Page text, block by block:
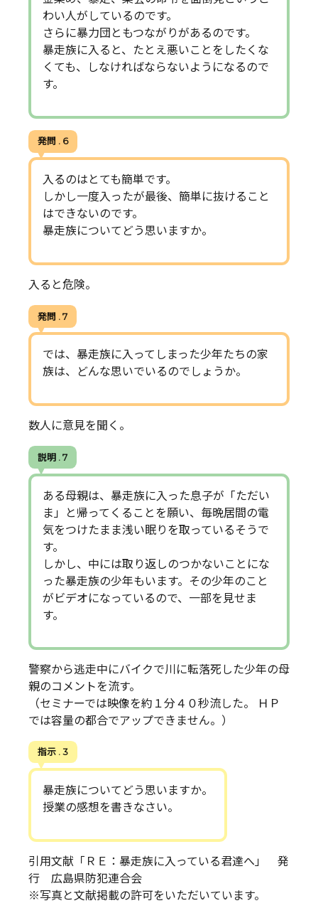
わい人がしているのです。
さらに暴力団ともつながりがあるのです。
暴走族に入ると、たとえ悪いことをしたくな
くても、しなければならないようになるので
す。
発問 . 6
入るのはとても簡単です。
しかし一度入ったが最後、簡単に抜けること
はできないのです。
暴走族についてどう思いますか。
入ると危険。
発問 . 7
では、暴走族に入ってしまった少年たちの家
族は、どんな思いでいるのでしょうか。
数人に意見を聞く。
説明 . 7
ある母親は、暴走族に入った息子が「ただい
ま」と帰ってくることを願い、毎晩居間の電
気をつけたまま浅い眠りを取っているそうで
す。
しかし、中には取り返しのつかないことにな
った暴走族の少年もいます。その少年のこと
がビデオになっているので、一部を見せま
す。
警察から逃走中にバイクで川に転落死した少年の母
親のコメントを流す。
（セミナーでは映像を約１分４０秒流した。 ＨＰ
では容量の都合でアップできません。）
指示 . 3
暴走族についてどう思いますか。
授業の感想を書きなさい。
引用文献「ＲＥ：暴走族に入っている君達へ」 発
行 広島県防犯連合会
※写真と文献掲載の許可をいただいています。